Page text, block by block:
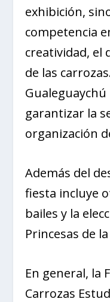
exhibición,
competencia
creatividad, el
de las
garantizar la
organización
Además del
fiesta incluye
bailes y la
Princesas de
En general, la
Carrozas